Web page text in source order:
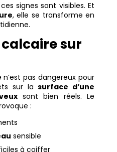
signes sont visibles. Et
, elle se transforme en
calcaire sur
n’est pas dangereux pour
sur lasurface d’une
sont bien réels. Le
:
sensible
à coiffer